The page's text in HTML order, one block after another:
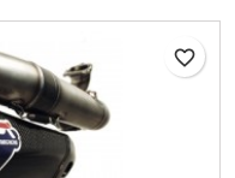
favorite_border